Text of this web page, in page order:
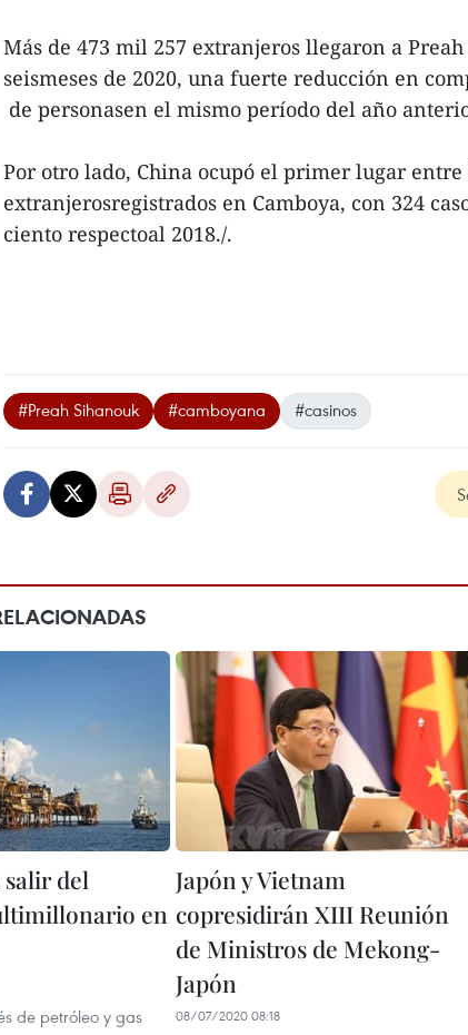
Más de 473 mil 257 extranjeros llegaron a
seismeses de 2020, una fuerte reducción en
de personasen el mismo período del año
Por otro lado, China ocupó el primer lugar
extranjerosregistrados en Camboya, con 324
ciento respectoal 2018./.
#Preah Sihanouk #camboyana #casinos
del
en
de petróleo y gas
Japón y Vietnam
copresidirán XIII Reunión
de Ministros de Mekong-
Japón
08/07/2020 08:18